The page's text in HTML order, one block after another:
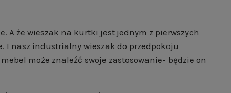
A że wieszak na kurtki jest jednym z pierwszych
I nasz industrialny wieszak do przedpokoju
może znaleźć swoje zastosowanie- będzie on